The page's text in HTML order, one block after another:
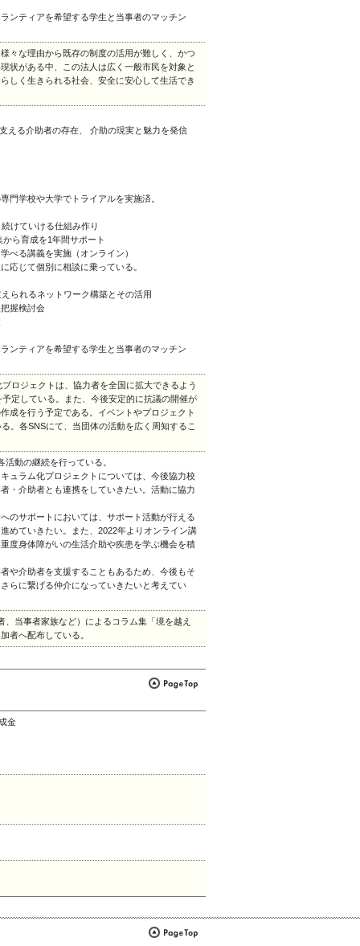
ンティアを希望する学生と当事者のマッチン
々な理由から既存の制度の活用が難しく、かつ
状がある中、この法人は広く一般市民を対象と
しく生きられる社会、安全に安心して生活でき
える介助者の存在、 介助の現実と魅力を発信
門学校や大学でトライアルを実施済。
けていける仕組み作り
ら育成を1年間サポート
べる講義を実施（オンライン）
応じて個別に相談に乗っている。
られるネットワーク構築とその活用
握検討会
ンティアを希望する学生と当事者のマッチン
ロジェクトは、協力者を全国に拡大できるよう
定している。また、今後安定的に抗議の開催が
成を行う予定である。イベントやプロジェクト
。各SNSにて、当団体の活動を広く周知するこ
動の継続を行っている。
ュラム化プロジェクトについては、今後協力校
・介助者とも連携をしていきたい。活動に協力
のサポートにおいては、サポート活動が行える
めていきたい。また、2022年よりオンライン講
度身体障がいの生活介助や疾患を学ぶ機会を積
や介助者を支援することもあるため、今後もそ
らに繋げる仲介になっていきたいと考えてい
当事者家族など）によるコラム集「境を越え
者へ配布している。
金